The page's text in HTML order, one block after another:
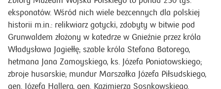
Grunwaldem złożony w katedrze w Gnieźnie przez króla
Władysława Jagiełłę; szable króla Stefana Batorego,
hetmana Jana Zamoyskiego, ks. Józefa Poniatowskiego;
zbroje husarskie; mundur Marszałka Józefa Piłsudskiego,
gen. Józefa Hallera, gen. Kazimierza Sosnkowskiego.
Piotr Dunaj